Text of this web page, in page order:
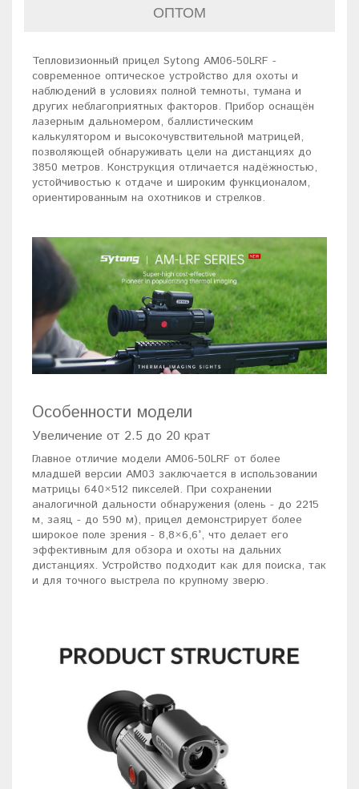
ОПТОМ
Тепловизионный прицел Sytong AM06-50LRF -
современное оптическое устройство для охоты и
наблюдений в условиях полной темноты, тумана и
других неблагоприятных факторов. Прибор оснащён
лазерным дальномером, баллистическим
калькулятором и высокочувствительной матрицей,
позволяющей обнаруживать цели на дистанциях до
3850 метров. Конструкция отличается надёжностью,
устойчивостью к отдаче и широким функционалом,
ориентированным на охотников и стрелков.
Особенности модели
Увеличение от 2.5 до 20 крат
Главное отличие модели AM06-50LRF от более
младшей версии AM03 заключается в использовании
матрицы 640×512 пикселей. При сохранении
аналогичной дальности обнаружения (олень - до 2215
м, заяц - до 590 м), прицел демонстрирует более
широкое поле зрения - 8,8×6,6°, что делает его
эффективным для обзора и охоты на дальних
дистанциях. Устройство подходит как для поиска, так
и для точного выстрела по крупному зверю.